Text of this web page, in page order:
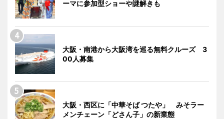
ーマに参加型ショーや謎解きも
大阪・南港から大阪湾を巡る無料クルーズ 3
00人募集
大阪・西区に「中華そば つたや」 みそラー
メンチェーン「どさん子」の新業態